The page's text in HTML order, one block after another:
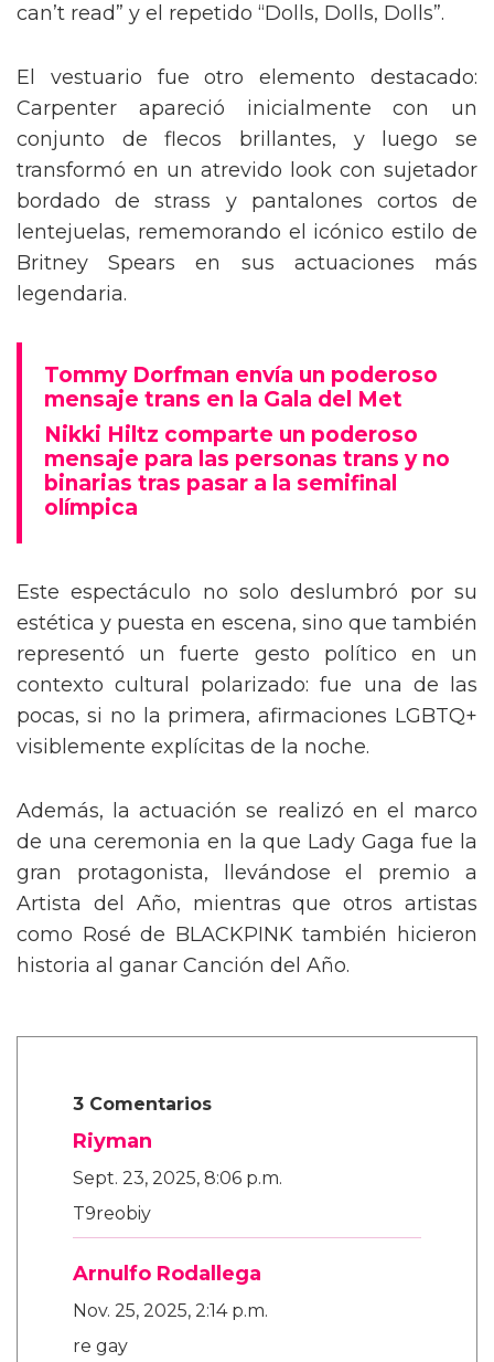
can’t read” y el repetido “Dolls, Dolls, Dolls”.
El vestuario fue otro elemento destacado:
Carpenter apareció inicialmente con un
conjunto de flecos brillantes, y luego se
transformó en un atrevido look con sujetador
bordado de strass y pantalones cortos de
lentejuelas, rememorando el icónico estilo de
Britney Spears en sus actuaciones más
legendaria.
Tommy Dorfman envía un poderoso
mensaje trans en la Gala del Met
Nikki Hiltz comparte un poderoso
mensaje para las personas trans y no
binarias tras pasar a la semifinal
olímpica
Este espectáculo no solo deslumbró por su
estética y puesta en escena, sino que también
representó un fuerte gesto político en un
contexto cultural polarizado: fue una de las
pocas, si no la primera, afirmaciones LGBTQ+
visiblemente explícitas de la noche.
Además, la actuación se realizó en el marco
de una ceremonia en la que Lady Gaga fue la
gran protagonista, llevándose el premio a
Artista del Año, mientras que otros artistas
como Rosé de BLACKPINK también hicieron
historia al ganar Canción del Año.
3 Comentarios
Riyman
Sept. 23, 2025, 8:06 p.m.
T9reobiy
Arnulfo Rodallega
Nov. 25, 2025, 2:14 p.m.
re gay